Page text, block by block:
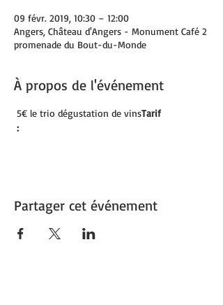
09 févr. 2019, 10:30 – 12:00
Angers, Château d'Angers - Monument Café 2
promenade du Bout-du-Monde
À propos de l'événement
5€ le trio dégustation de vinsTarif
:
Partager cet événement